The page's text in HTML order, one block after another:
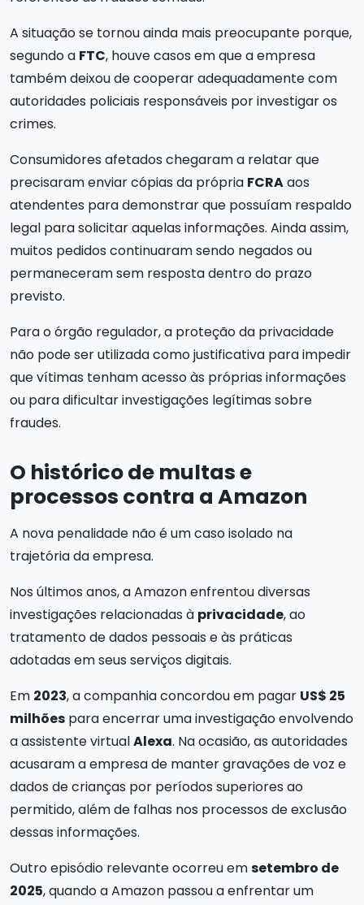
A situação se tornou ainda mais preocupante porque,
segundo a FTC, houve casos em que a empresa
também deixou de cooperar adequadamente com
autoridades policiais responsáveis por investigar os
crimes.
Consumidores afetados chegaram a relatar que
precisaram enviar cópias da própria FCRAaos
atendentes para demonstrar que possuíam respaldo
legal para solicitar aquelas informações. Ainda assim,
muitos pedidos continuaram sendo negados ou
permaneceram sem resposta dentro do prazo
previsto.
Para o órgão regulador, a proteção da privacidade
não pode ser utilizada como justificativa para impedir
que vítimas tenham acesso às próprias informações
ou para dificultar investigações legítimas sobre
fraudes.
O histórico de multas e
processos contra a Amazon
A nova penalidade não é um caso isolado na
trajetória da empresa.
Nos últimos anos, a Amazon enfrentou diversas
investigações relacionadas à privacidade, ao
tratamento de dados pessoais e às práticas
adotadas em seus serviços digitais.
Em 2023, a companhia concordou em pagar US$ 25
milhões para encerrar uma investigação envolvendo
a assistente virtualAlexa. Na ocasião, as autoridades
acusaram a empresa de manter gravações de voz e
dados de crianças por períodos superiores ao
permitido, além de falhas nos processos de exclusão
dessas informações.
Outro episódio relevante ocorreu emsetembro de
2025, quando a Amazon passou a enfrentar um